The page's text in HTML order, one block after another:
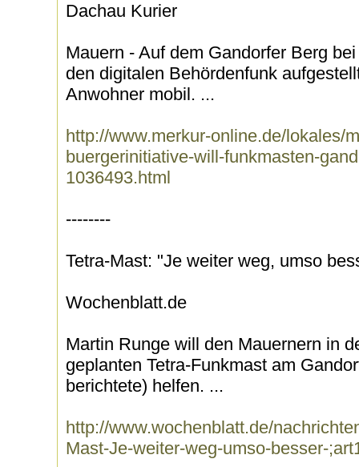
Dachau Kurier
Mauern - Auf dem Gandorfer Berg
den digitalen Behördenfunk
Anwohner mobil. ...
http://www.merkur-online.de/lokales/
buergerinitiative-will-funkmasten-
1036493.html
--------
Tetra-Mast: "Je weiter weg, umso
Wochenblatt.de
Martin Runge will den Mauernern in
geplanten Tetra-Funkmast am
berichtete) helfen. ...
http://www.wochenblatt.de/
Mast-Je-weiter-weg-umso-besser-